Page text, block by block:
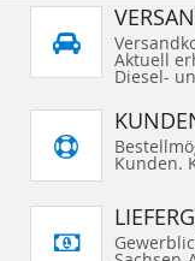
Aktuell
Diesel-
Kunden.